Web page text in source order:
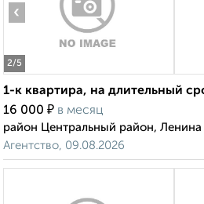
2/5
‹
1-к квартира, на длительный
16 000 ₽ в месяц
район Центральный район, Ленина
Агентство, 09.08.2026